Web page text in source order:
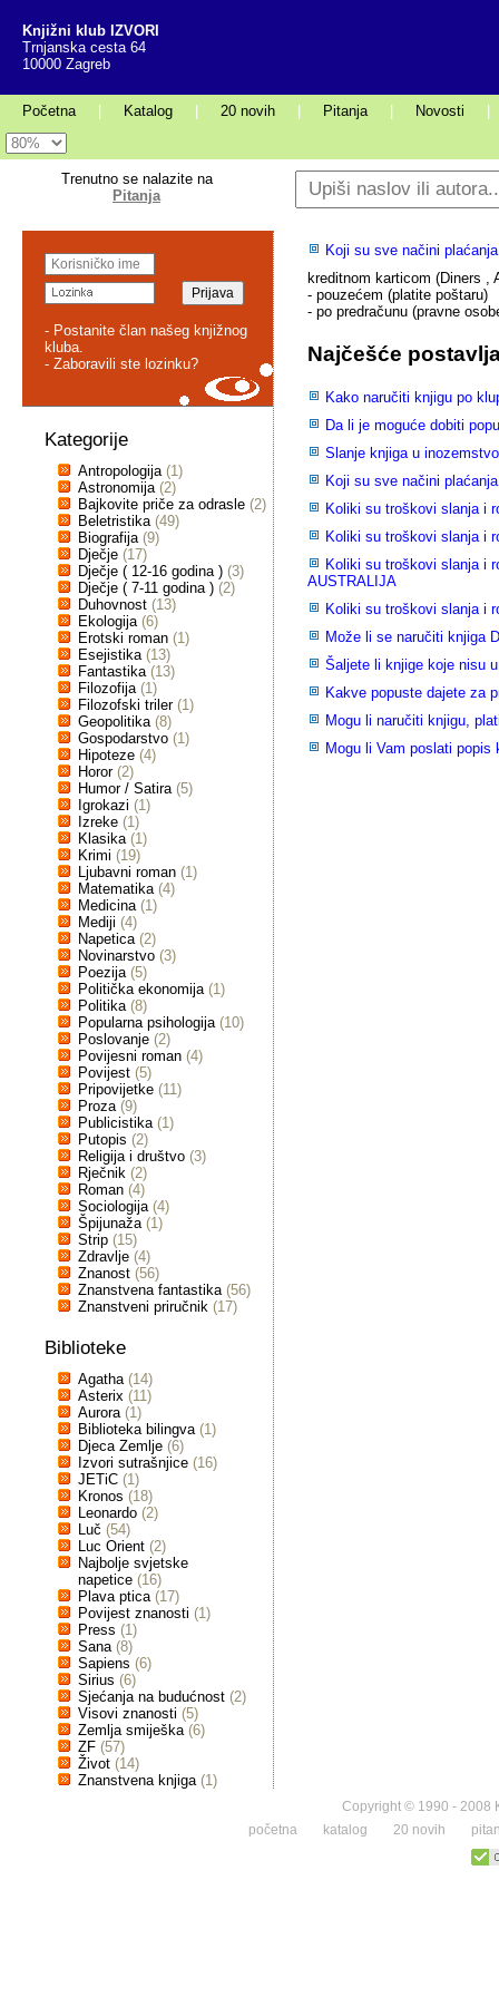
Knjižni klub IZVORI
Trnjanska cesta 64
10000 Zagreb
Početna Katalog 20 novih Pitanja Novosti
Trenutno se nalazite na
Pitanja
- Postanite član našeg knjižnog
kluba.
- Zaboravili ste lozinku?
Kategorije
Antropologija (1)
Astronomija (2)
Bajkovite priče za odrasle (2)
Beletristika (49)
Biografija (9)
Dječje (17)
Dječje ( 12-16 godina ) (3)
Dječje ( 7-11 godina ) (2)
Duhovnost (13)
Ekologija (6)
Erotski roman (1)
Esejistika (13)
Fantastika (13)
Filozofija (1)
Filozofski triler (1)
Geopolitika (8)
Gospodarstvo (1)
Hipoteze (4)
Horor (2)
Humor / Satira (5)
Igrokazi (1)
Izreke (1)
Klasika (1)
Krimi (19)
Ljubavni roman (1)
Matematika (4)
Medicina (1)
Mediji (4)
Napetica (2)
Novinarstvo (3)
Poezija (5)
Politička ekonomija (1)
Politika (8)
Popularna psihologija (10)
Poslovanje (2)
Povijesni roman (4)
Povijest (5)
Pripovijetke (11)
Proza (9)
Publicistika (1)
Putopis (2)
Religija i društvo (3)
Rječnik (2)
Roman (4)
Sociologija (4)
Špijunaža (1)
Strip (15)
Zdravlje (4)
Znanost (56)
Znanstvena fantastika (56)
Znanstveni priručnik (17)
Biblioteke
Agatha (14)
Asterix (11)
Aurora (1)
Biblioteka bilingva (1)
Djeca Zemlje (6)
Izvori sutrašnjice (16)
JETiC (1)
Kronos (18)
Leonardo (2)
Luč (54)
Luc Orient (2)
Najbolje svjetske
napetice (16)
Plava ptica (17)
Povijest znanosti (1)
Press (1)
Sana (8)
Sapiens (6)
Sirius (6)
Sjećanja na budućnost (2)
Visovi znanosti (5)
Zemlja smiješka (6)
ZF (57)
Život (14)
Znanstvena knjiga (1)
Koji su sve načini
kreditnom karticom (Diners ,
- pouzećem (platite poštaru)
- po predračunu (pravne
Najčešće
Kako naručiti knjigu po
Da li je moguće dobiti
Slanje knjiga u
Koji su sve načini
Koliki su troškovi slanja i
Koliki su troškovi slanja i
Koliki su troškovi slanja i
AUSTRALIJA
Koliki su troškovi slanja i
Može li se naručiti knjiga
Šaljete li knjige koje nisu
Kakve popuste dajete za
Mogu li naručiti knjigu,
Mogu li Vam poslati
Copyright © 1990 - 2008
početna
katalog 20 novih